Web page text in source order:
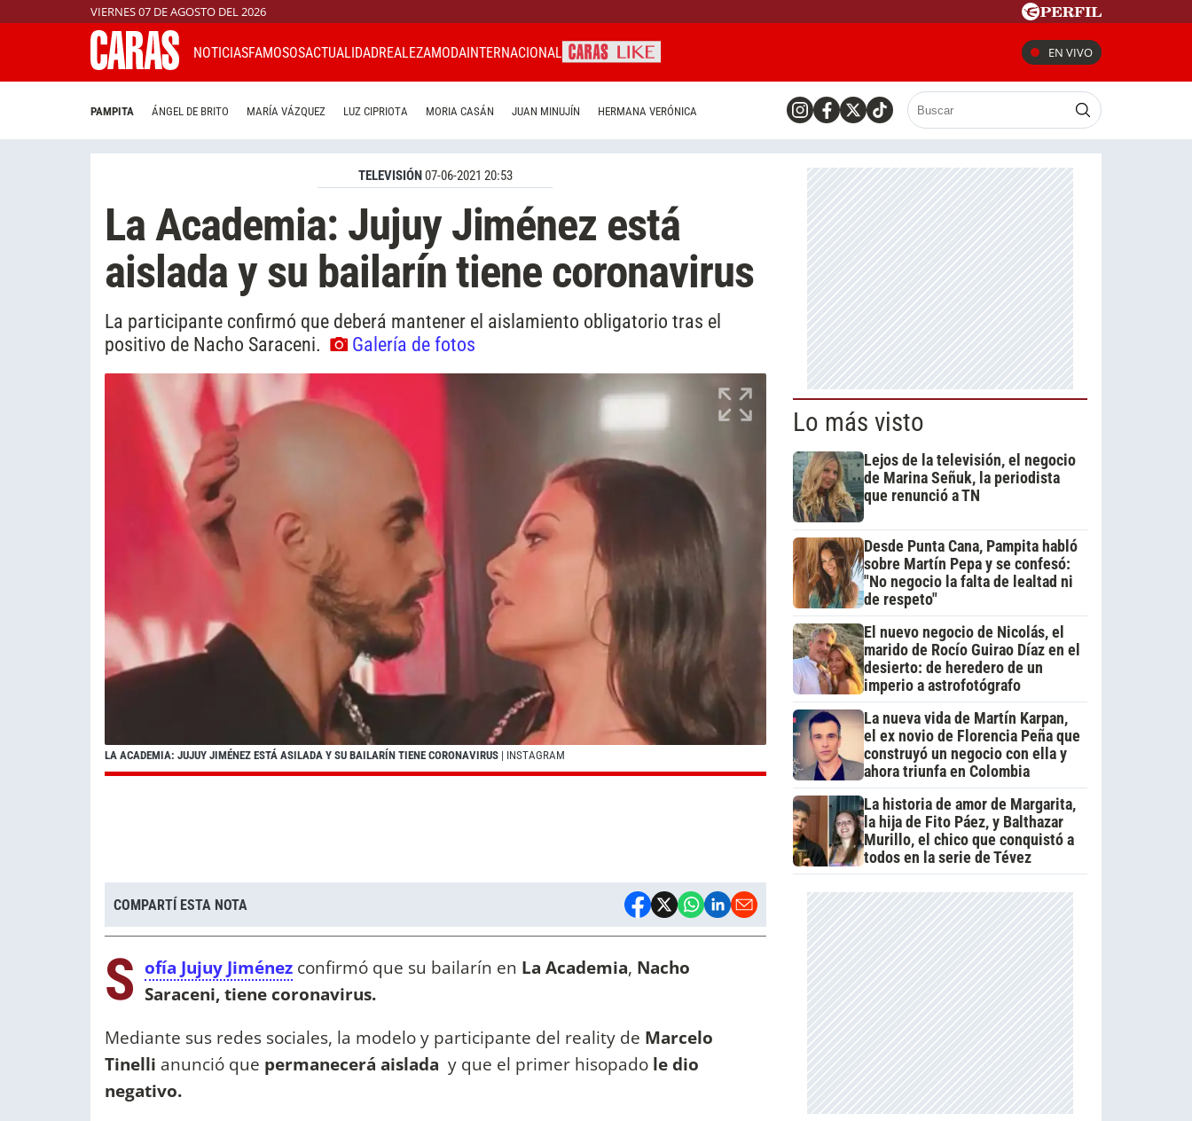
VIERNES 07 DE AGOSTO DEL 2026
NOTICIASFAMOSOSACTUALIDADREALEZAMODAINTERNACIONAL EN VIVO
PAMPITA ÁNGEL DE BRITO MARÍA VÁZQUEZ LUZ CIPRIOTA MORIA CASÁN JUAN MINUJÍN HERMANA VERÓNICA
TELEVISIÓN07-06-2021 20:53
La Academia: Jujuy Jiménez está
aislada y su bailarín tiene coronavirus
La participante confirmó que deberá mantener el aislamiento obligatorio tras el
positivo de Nacho Saraceni.
Galería de fotos
LA ACADEMIA: JUJUY JIMÉNEZ ESTÁ ASILADA Y SU BAILARÍN TIENE CORONAVIRUS | INSTAGRAM
COMPARTÍ ESTA NOTA
S ofía Jujuy Jiménez confirmó que su bailarín en La Academia, Nacho
Saraceni, tiene coronavirus.
Mediante sus redes sociales, la modelo y participante del reality de Marcelo
Tinelli anunció que permanecerá aislada y que el primer hisopado le dio
negativo.
Lo más visto
Lejos de la televisión, el negocio
de Marina Señuk, la periodista
que renunció a TN
Desde Punta Cana, Pampita habló
sobre Martín Pepa y se confesó:
"No negocio la falta de lealtad ni
de respeto"
El nuevo negocio de Nicolás, el
marido de Rocío Guirao Díaz en el
desierto: de heredero de un
imperio a astrofotógrafo
La nueva vida de Martín Karpan,
el ex novio de Florencia Peña que
construyó un negocio con ella y
ahora triunfa en Colombia
La historia de amor de Margarita,
la hija de Fito Páez, y Balthazar
Murillo, el chico que conquistó a
todos en la serie de Tévez